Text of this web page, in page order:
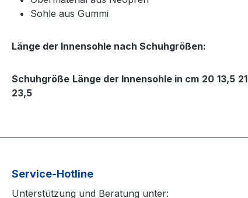
Sohle aus Gummi
Länge der Innensohle nach Schuhgrößen:
Schuhgröße Länge der Innensohle in cm 20 13,5 21
23,5
Service-Hotline
Unterstützung und Beratung unter: